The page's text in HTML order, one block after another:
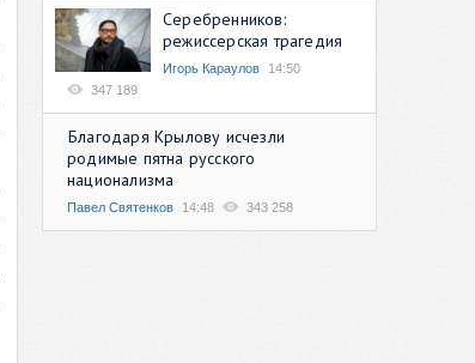
Серебренников:
режиссерская трагедия
Игорь Караулов
14:50
347 189
Благодаря Крылову исчезли
родимые пятна русского
национализма
Павел Святенков 14:48 343 258